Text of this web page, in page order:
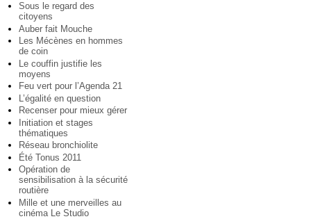
Sous le regard des
citoyens
Auber fait Mouche
Les Mécènes en hommes
de coin
Le couffin justifie les
moyens
Feu vert pour l’Agenda 21
L’égalité en question
Recenser pour mieux gérer
Initiation et stages
thématiques
Réseau bronchiolite
Été Tonus 2011
Opération de
sensibilisation à la sécurité
routière
Mille et une merveilles au
cinéma Le Studio